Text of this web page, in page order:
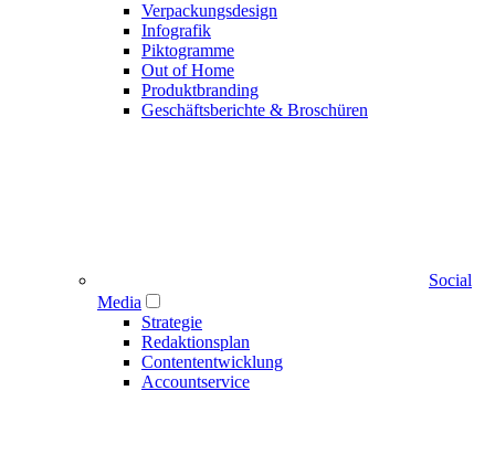
Verpackungsdesign
Infografik
Piktogramme
Out of Home
Produktbranding
Geschäftsberichte & Broschüren
Social
Media
Strategie
Redaktionsplan
Contententwicklung
Accountservice